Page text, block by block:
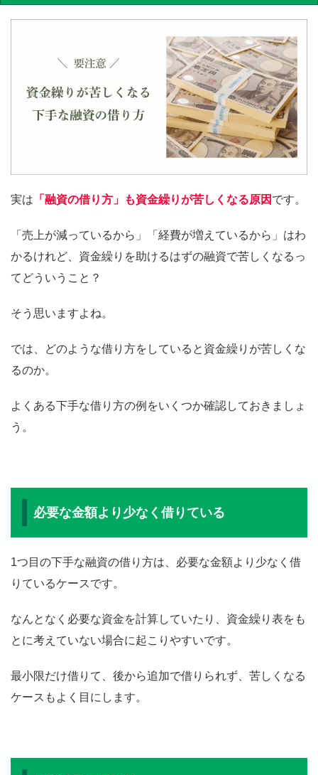
実は 「融資の借り方」も資金繰りが苦しくなる原因 です。
「売上が減っているから」「経費が増えているから」はわ
かるけれど、資金繰りを助けるはずの融資で苦しくなるっ
てどういうこと？
そう思いますよね。
では、どのような借り方をしていると資金繰りが苦しくな
るのか。
よくある下手な借り方の例をいくつか確認しておきましょ
う。
必要な金額より少なく借りている
1つ目の下手な融資の借り方は、必要な金額より少なく借
りているケースです。
なんとなく必要な資金を計算していたり、資金繰り表をも
とに考えていない場合に起こりやすいです。
最小限だけ借りて、後から追加で借りられず、苦しくなる
ケースもよく目にします。